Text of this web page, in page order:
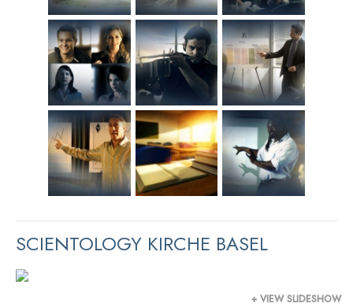
SCIENTOLOGY KIRCHE BASEL
+ VIEW SLIDESHOW